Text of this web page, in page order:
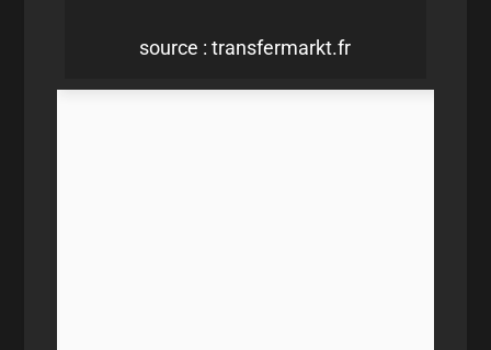
source : transfermarkt.fr